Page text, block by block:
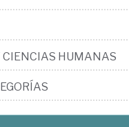
CIENCIAS HUMANAS